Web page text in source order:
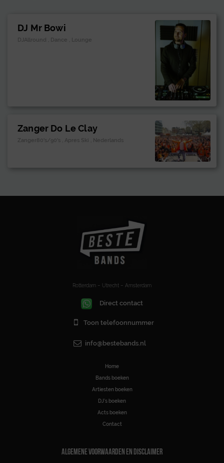
DJ Mr Bowi
DJAllround , Dance , Lounge
Zanger Do Le Clay
Zanger80's/90's , Apres Ski , Nederlands
Rotterdam – Utrecht – Amsterdam
Direct contact
Toon telefoonnummer
info@bestebands.nl
Home
Bands boeken
Artiesten boeken
DJ’s boeken
Acts boeken
Contact
ALGEMENE VOORWAARDEN EN DISCLAIMER